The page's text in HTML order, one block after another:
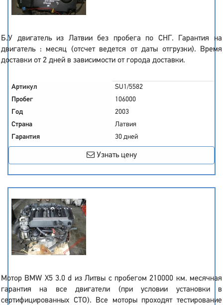
Б.У двигатель из Латвии без пробега по СНГ. Гарантия на
двигатель : месяц (отсчет ведется от даты отгрузки). Время
доставки от 2 дней в зависимости от города доставки.
Артикул
SU1/5582
Пробег
106000
Год
2003
Страна
Латвия
Гарантия
30 дней
Узнать цену
Мотор BMW X5 3.0 d из Литвы с пробегом 210000 км. месячная
гарантия на все двигатели (при условии установки в
сертифицированных СТО). Все моторы проходят тестирование